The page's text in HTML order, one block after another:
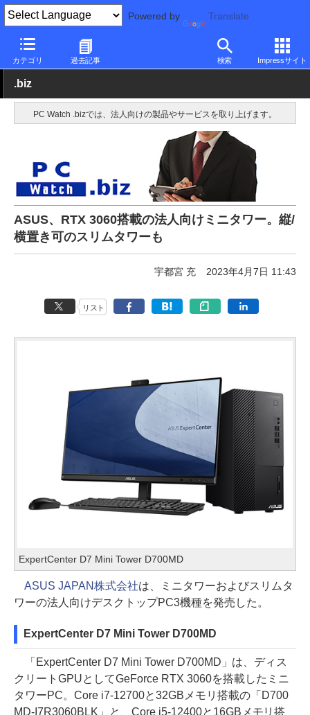
Powered by Translate
カテゴリ 過去記事 検索 Impressサイト
PC Watch パソコン/タブレット/スマートフォン デスクトップパ
.biz
PC Watch .bizでは、法人向けの製品やサービスを取り上げます。
ASUS、RTX 3060搭載の法人向けミニタワー。縦/
横置き可のスリムタワーも
宇都宮 充 2023年4月7日 11:43
リスト
ExpertCenter D7 Mini Tower D700MD
ASUS JAPAN株式会社は、ミニタワーおよびスリムタ
ワーの法人向けデスクトップPC3機種を発売した。
ExpertCenter D7 Mini Tower D700MD
「ExpertCenter D7 Mini Tower D700MD」は、ディス
クリートGPUとしてGeForce RTX 3060を搭載したミニ
タワーPC。Core i7-12700と32GBメモリ搭載の「D700
MD-I7R3060BLK」と、Core i5-12400と16GBメモリ搭